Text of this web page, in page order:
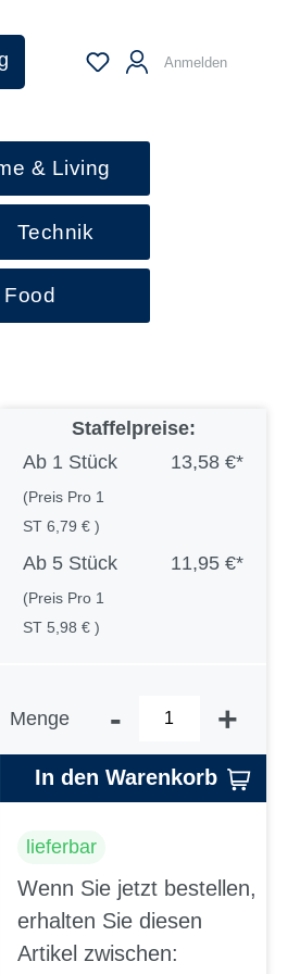
Anmelden
& Living
Technik
Staffelpreise:
Ab 1 Stück 13,58 €*
(Preis Pro 1
ST 6,79 € )
Ab 5 Stück 11,95 €*
(Preis Pro 1
ST 5,98 € )
Menge - +
In den Warenkorb
lieferbar
Wenn Sie jetzt bestellen,
erhalten Sie diesen
Artikel zwischen: